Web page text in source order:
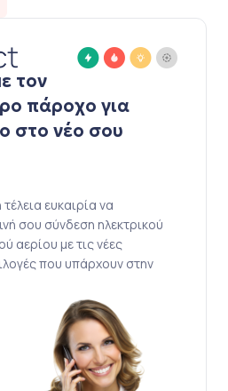
τον
πάροχο για
στο νέο σου
ευκαιρία να
σου σύνδεση ηλεκτρικού
αερίου με τις νέες
που υπάρχουν στην